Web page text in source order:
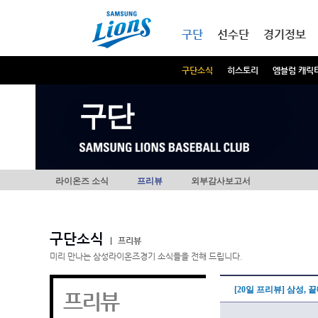
구단
구단소식 히스토리 엠블럼 캐릭
선수단 경기정보
구단
라이온즈 소식 프리뷰 외부감사보고서
구단소식
프리뷰
미리 만나는 삼성라이온즈경기 소식들을 전해 드립니다.
프리뷰 [20일 프리뷰] 삼성,